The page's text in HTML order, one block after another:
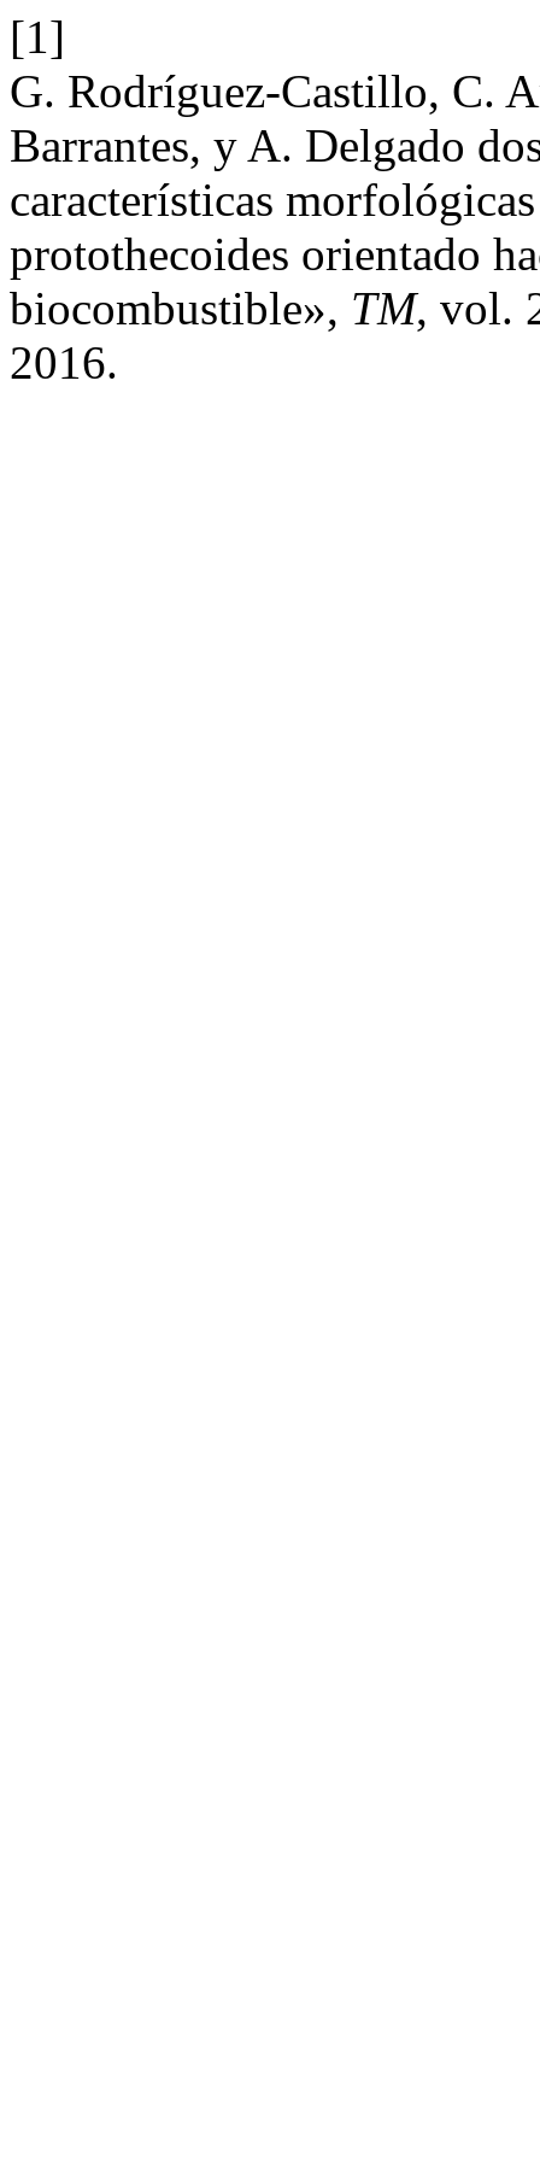
[1]
G. Rodríguez-Castillo, C.
Barrantes, y A. Delgado
características
protothecoides orientado
biocombustible», TM, vol.
2016.